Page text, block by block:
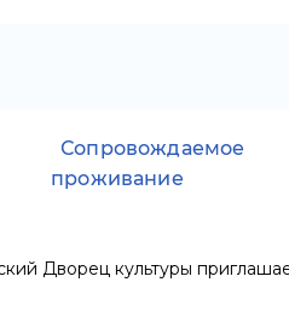
Сопровождаемое
проживание
Дворец культуры